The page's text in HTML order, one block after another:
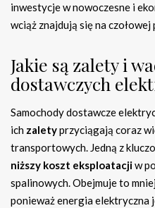
inwestycje w nowoczesne i
wciąż znajdują się na
Jakie są zalety i
dostawczych
Samochody dostawcze
ich zaletyprzyciągają coraz
transportowych. Jedną z
niższy koszt eksploatacjiw
spalinowych. Obejmuje to
ponieważ energia elektryczna